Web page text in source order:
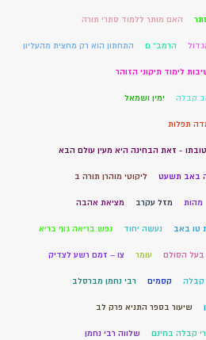
האם מותר ללמוד סתרי תורה
הרמב" ם התחתון הוא רק מחצית מהעליון
לימוד תיקוני הזוהר
קבלה ימין ושמאל
תפלות
- זאת הבחינה היא מעין עולם הבא
באב תשעט ליקוטי מוהרן תורה ב
מהות מזל עקרב מציאת אהבה
טו באב נעשה יחוד נפש בריאה גוף בריא
בעל הסולם עומר צו – זמם רשע לצדיק
קבלה קסמים רבי נחמן מברסלב
שיעור בספר התניא פרק לב
קבלה בחינם שלווה רבי נחמן